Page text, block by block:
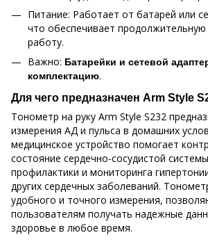
Питание: Работает от батарей или
что обеспечивает
работу.
Важно: Батарейки и сетевой
комплектацию.
Для чего предназначен Arm Style
Тонометр на руку Arm Style S232
измерения АД и пульса в домашних
медицинское устройство помогает
состояние сердечно-сосудистой
профилактики и мониторинга
других сердечных заболеваний.
удобного и точного измерения,
пользователям получать надежные
здоровье в любое время.